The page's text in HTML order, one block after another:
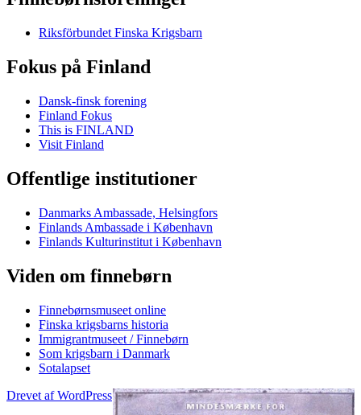
Riksförbundet Finska Krigsbarn
Fokus på Finland
Dansk-finsk forening
Finland Fokus
This is FINLAND
Visit Finland
Offentlige institutioner
Danmarks Ambassade, Helsingfors
Finlands Ambassade i København
Finlands Kulturinstitut i København
Viden om finnebørn
Finnebørnsmuseet online
Finska krigsbarns historia
Immigrantmuseet / Finnebørn
Som krigsbarn i Danmark
Sotalapset
Drevet af WordPress